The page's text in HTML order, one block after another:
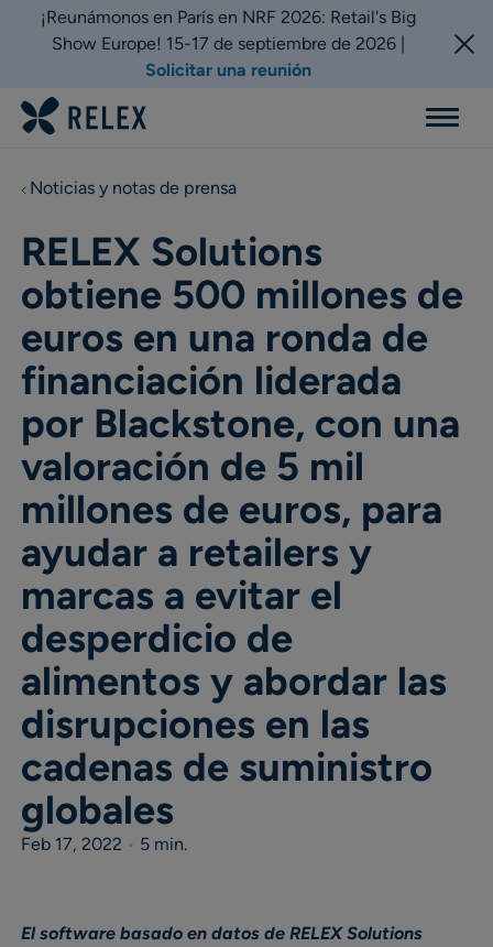
¡Reunámonos en París en NRF 2026: Retail's Big
Show Europe! 15-17 de septiembre de 2026 |
Solicitar una reunión
Menu
Noticias y notas de prensa
RELEX Solutions
obtiene 500 millones de
euros en una ronda de
financiación liderada
por Blackstone, con una
valoración de 5 mil
millones de euros, para
ayudar a retailers y
marcas a evitar el
desperdicio de
alimentos y abordar las
disrupciones en las
cadenas de suministro
globales
Feb 17, 2022 • 5 min.
El software basado en datos de RELEX Solutions